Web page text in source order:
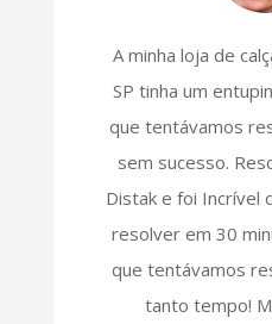
A minha loja de
SP tinha um
que tentávamos
sem sucesso.
Distak e foi Incrível
resolver em 30
que tentávamos
tanto tempo!